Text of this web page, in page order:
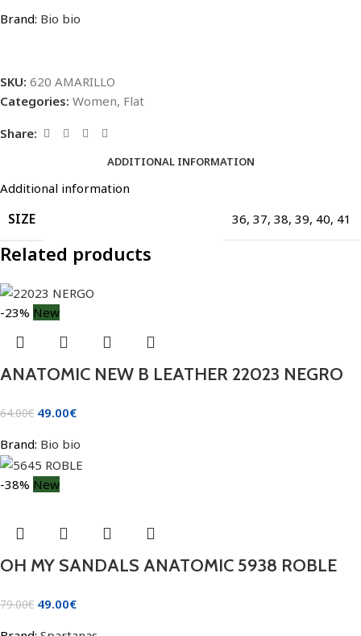
Brand: Bio bio
SKU: 620 AMARILLO
Categories: Women, Flat
Share:
ADDITIONAL INFORMATION
Additional information
SIZE 36, 37, 38, 39, 40, 41
Related products
-23% New
ANATOMIC NEW B LEATHER 22023 NEGRO
64.00€ 49.00€
Brand: Bio bio
-38% New
OH MY SANDALS ANATOMIC 5938 ROBLE
79.00€ 49.00€